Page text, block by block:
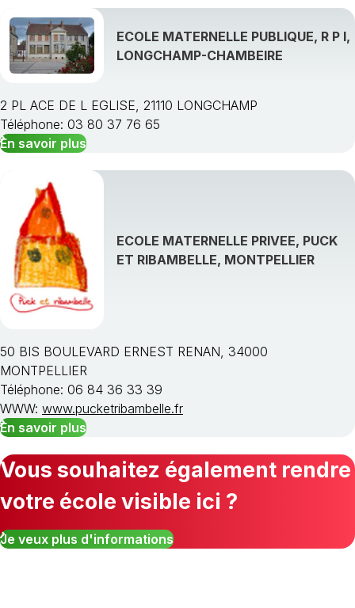
ECOLE MATERNELLE PUBLIQUE, R P I,
LONGCHAMP-CHAMBEIRE
2 PL ACE DE L EGLISE, 21110 LONGCHAMP
Téléphone: 03 80 37 76 65
En savoir plus
ECOLE MATERNELLE PRIVEE, PUCK
ET RIBAMBELLE, MONTPELLIER
50 BIS BOULEVARD ERNEST RENAN, 34000
MONTPELLIER
Téléphone: 06 84 36 33 39
WWW: www.pucketribambelle.fr
En savoir plus
Vous souhaitez également rendre
votre école visible ici ?
Je veux plus d'informations